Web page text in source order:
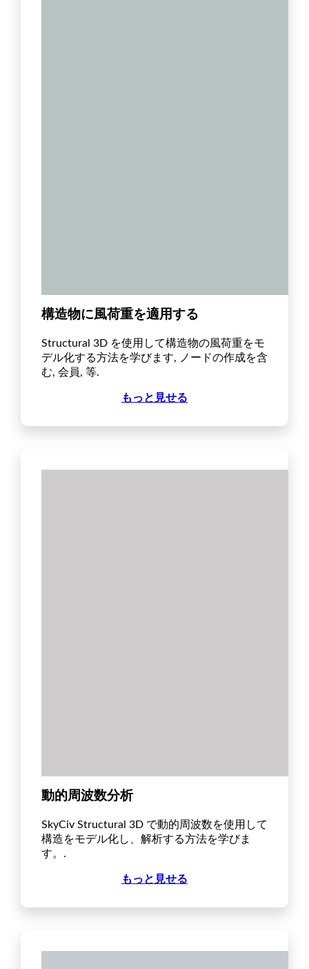
構造物に風荷重を適用する
Structural 3D を使用して構造物の風荷重をモ
デル化する方法を学びます, ノードの作成を含
む, 会員, 等.
もっと見せる
動的周波数分析
SkyCiv Structural 3D で動的周波数を使用して
構造をモデル化し、解析する方法を学びま
す。.
もっと見せる